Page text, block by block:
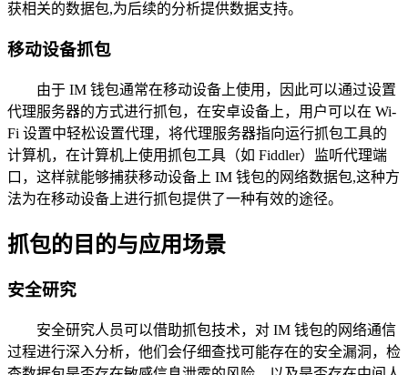
获相关的数据包,为后续的分析提供数据支持。
移动设备抓包
由于 IM 钱包通常在移动设备上使用，因此可以通过设置
代理服务器的方式进行抓包，在安卓设备上，用户可以在 Wi-
Fi 设置中轻松设置代理，将代理服务器指向运行抓包工具的
计算机，在计算机上使用抓包工具（如 Fiddler）监听代理端
口，这样就能够捕获移动设备上 IM 钱包的网络数据包,这种方
法为在移动设备上进行抓包提供了一种有效的途径。
抓包的目的与应用场景
安全研究
安全研究人员可以借助抓包技术，对 IM 钱包的网络通信
过程进行深入分析，他们会仔细查找可能存在的安全漏洞，检